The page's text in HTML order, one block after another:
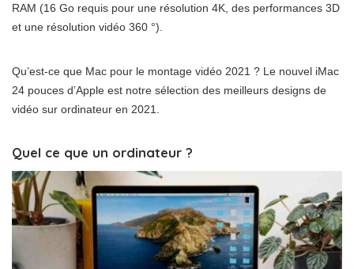
RAM (16 Go requis pour une résolution 4K, des performances 3D
et une résolution vidéo 360 °).
Qu’est-ce que Mac pour le montage vidéo 2021 ? Le nouvel iMac
24 pouces d’Apple est notre sélection des meilleurs designs de
vidéo sur ordinateur en 2021.
Quel ce que un ordinateur ?